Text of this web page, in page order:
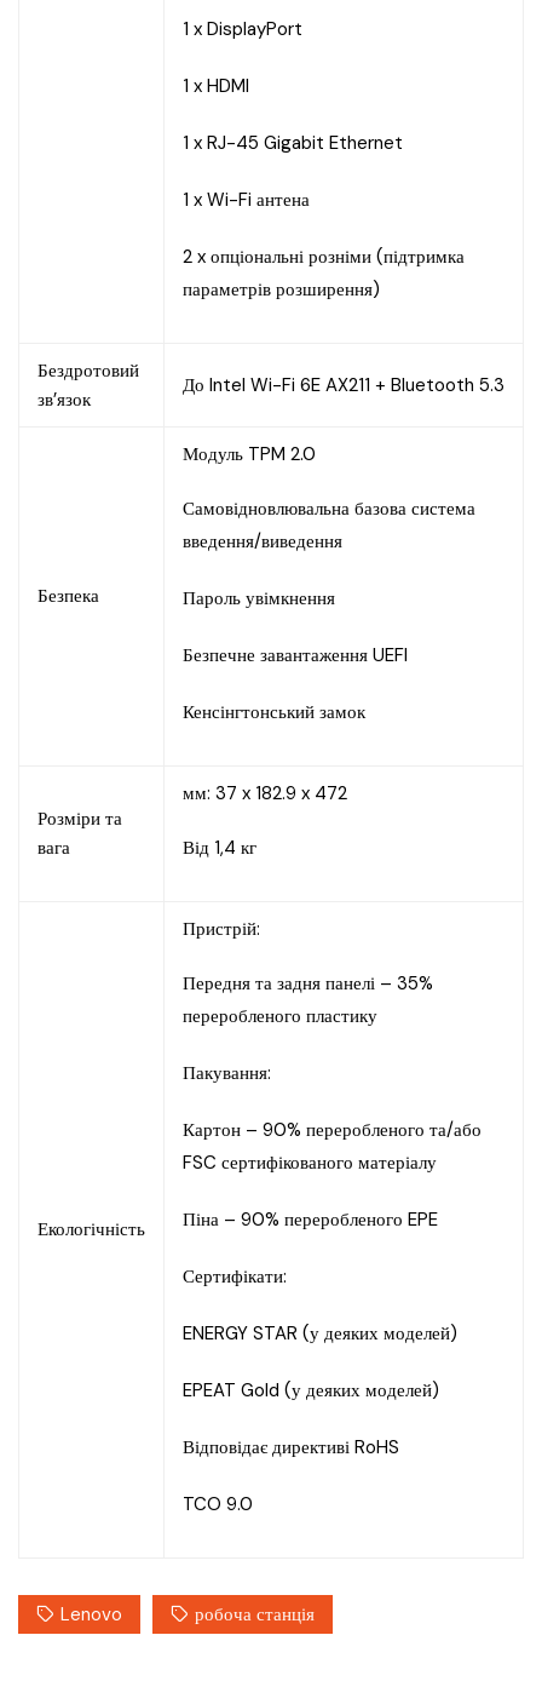
1 x DisplayPort
1 x HDMI
1 x RJ-45 Gigabit Ethernet
1 x Wi-Fi антена
2 x опціональні розніми (підтримка
параметрів розширення)
Бездротовий
зв’язок
До Intel Wi-Fi 6E AX211 + Bluetooth 5.3
Безпека
Модуль TPM 2.0
Самовідновлювальна базова система
введення/виведення
Пароль увімкнення
Безпечне завантаження UEFI
Кенсінгтонський замок
Розміри та
вага
мм: 37 x 182.9 x 472
Від 1,4 кг
Екологічність
Пристрій:
Передня та задня панелі – 35%
переробленого пластику
Пакування:
Картон – 90% переробленого та/або
FSC сертифікованого матеріалу
Піна – 90% переробленого EPE
Сертифікати:
ENERGY STAR (у деяких моделей)
EPEAT Gold (у деяких моделей)
Відповідає директиві RoHS
TCO 9.0
Lenovo робоча станція